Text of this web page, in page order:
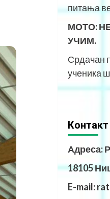
питања
МОТО:
УЧИМ.
Срдачан
ученика
Контакт
Адреса:
18105
E-mail: